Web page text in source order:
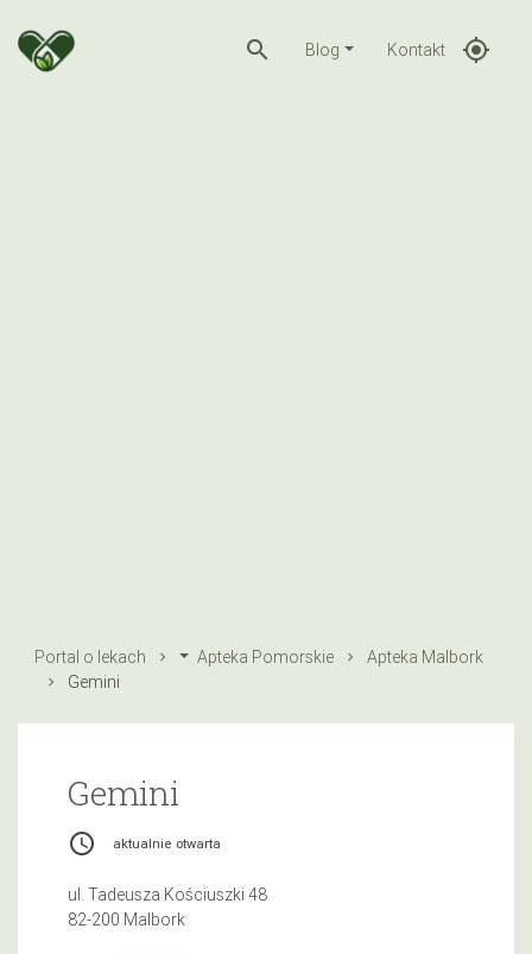
search Blog Kontakt gps_fixed
Portal o lekach Apteka Pomorskie
Apteka Malbork
Gemini
Gemini
access_time aktualnie otwarta
ul. Tadeusza Kościuszki 48
82-200 Malbork